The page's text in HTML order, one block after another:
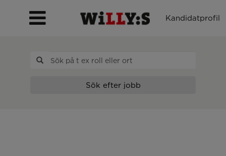
Kandidatprofil
Sök efter jobb